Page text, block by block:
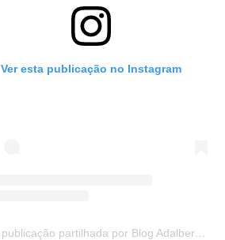
Ver esta publicação no Instagram
Uma publicação partilhada por Blog Adalberto Gomes Noticias (@blogadalbertogomesnoticiass)